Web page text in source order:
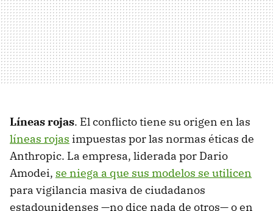
Líneas rojas. El conflicto tiene su origen en las
líneas rojas impuestas por las normas éticas de
Anthropic. La empresa, liderada por Dario
Amodei, se niega a que sus modelos se utilicen
para vigilancia masiva de ciudadanos
estadounidenses —no dice nada de otros— o en